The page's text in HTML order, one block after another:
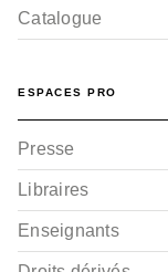
Catalogue
ESPACES PRO
Presse
Libraires
Enseignants